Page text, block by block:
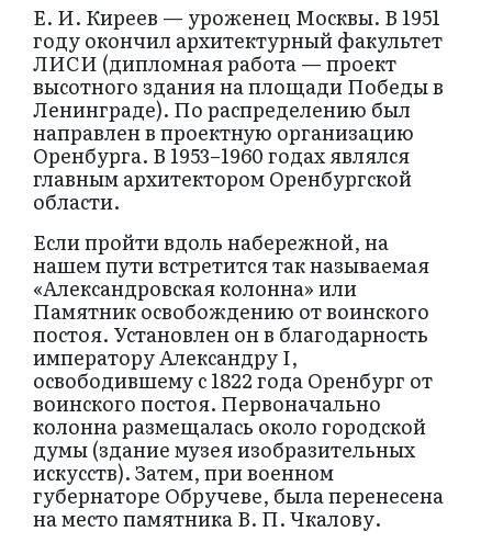
Е. И. Киреев — уроженец Москвы. В 1951
году окончил архитектурный факультет
ЛИСИ (дипломная работа — проект
высотного здания на площади Победы в
Ленинграде). По распределению был
направлен в проектную организацию
Оренбурга. В 1953–1960 годах являлся
главным архитектором Оренбургской
области.
Если пройти вдоль набережной, на
нашем пути встретится так называемая
«Александровская колонна» или
Памятник освобождению от воинского
постоя. Установлен он в благодарность
императору Александру I,
освободившему с 1822 года Оренбург от
воинского постоя. Первоначально
колонна размещалась около городской
думы (здание музея изобразительных
искусств). Затем, при военном
губернаторе Обручеве, была перенесена
на место памятника В. П. Чкалову.